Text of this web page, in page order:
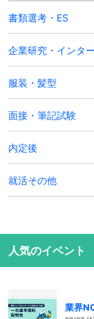
書類選考・ES
企業研究・インタ
服装・髪型
面接・筆記試験
内定後
就活その他
人気のイベント
業界